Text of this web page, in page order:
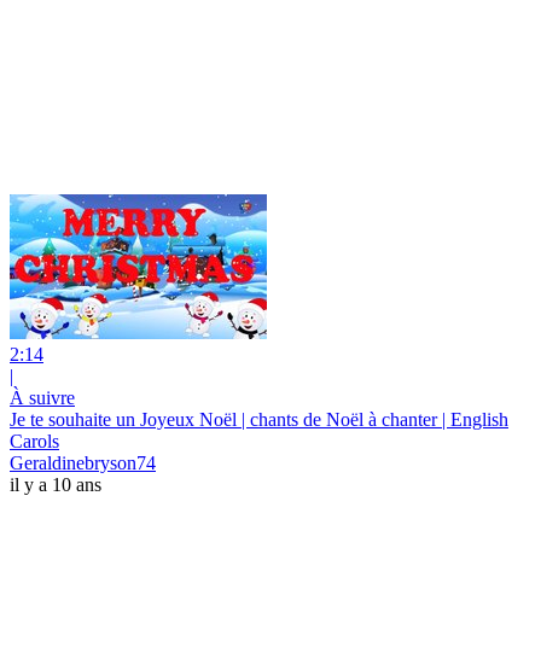
2:14
|
À suivre
Je te souhaite un Joyeux Noël | chants de Noël à chanter | English
Carols
Geraldinebryson74
il y a 10 ans